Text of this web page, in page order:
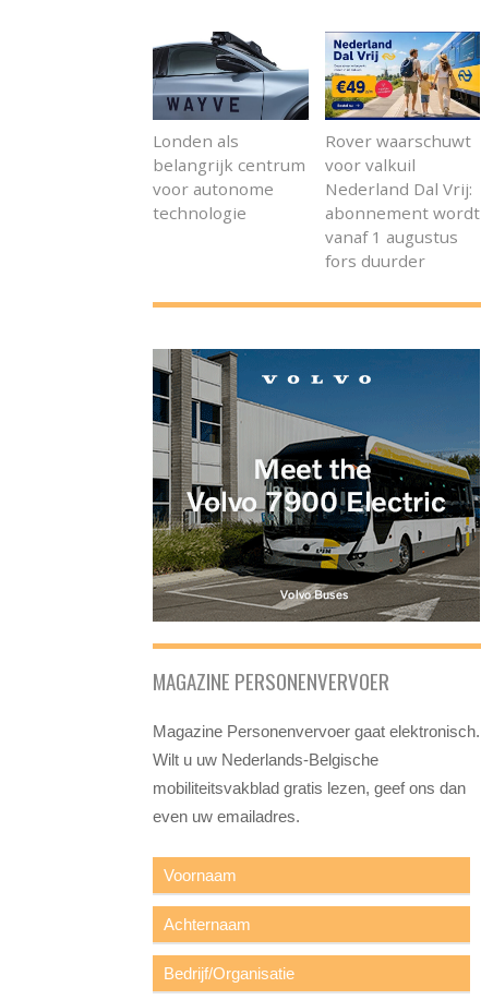
Londen als
belangrijk centrum
voor autonome
technologie
Rover waarschuwt
voor valkuil
Nederland Dal Vrij:
abonnement wordt
vanaf 1 augustus
fors duurder
MAGAZINE PERSONENVERVOER
Magazine Personenvervoer gaat elektronisch.
Wilt u uw Nederlands-Belgische
mobiliteitsvakblad gratis lezen, geef ons dan
even uw emailadres.